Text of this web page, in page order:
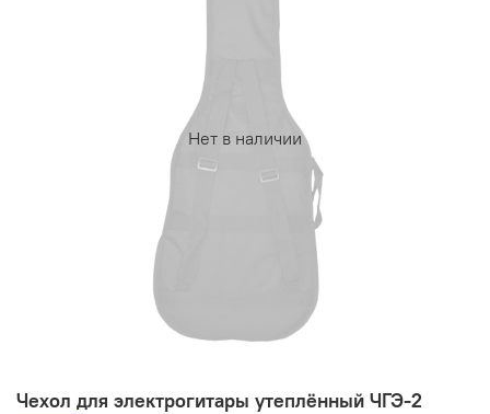
Нет в наличии
Чехол для электрогитары утеплённый ЧГЭ-2